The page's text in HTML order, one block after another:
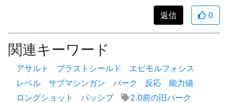
返信 0
関連キーワード
アサルト ブラストシールド
エピモルフォシス
レベル
サブマシンガン パーク 反応
能力値
ロングショット
パッシブ
2.0前の旧パーク